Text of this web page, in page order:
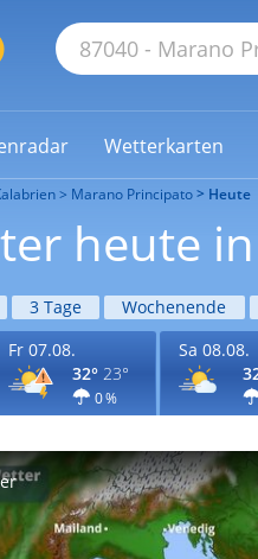
Wetterkarten
Marano Principato Heute
heute
3 Tage Wochenende
Fr 07.08.
32° 23°
0 %
Sa 08.08.